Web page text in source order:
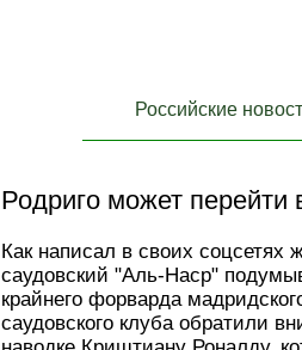
Российские
Родриго может
Как написал в своих
саудовский "Аль-Наср"
крайнего форварда
саудовского клуба обратили